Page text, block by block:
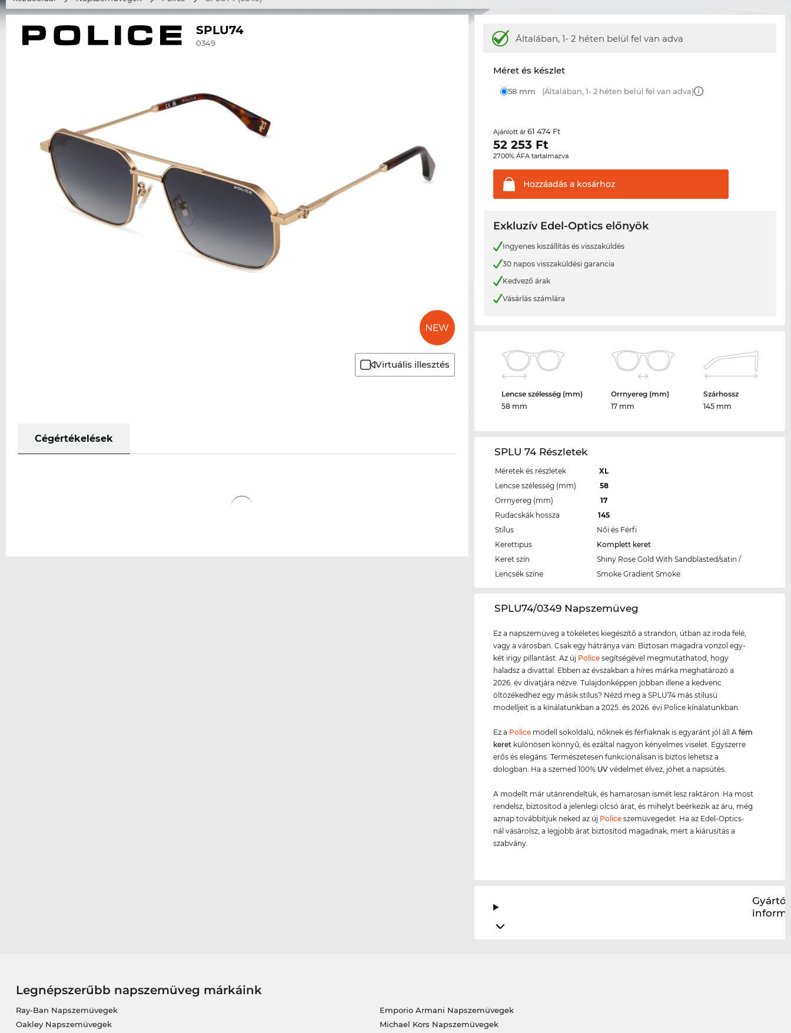
SPLU74
0349
Virtuális illesztés
Cégértékelések
Általában, 1- 2 héten belül fel van adva
Méret és készlet
58 mm (Általában, 1- 2 héten belül fel van adva)
Ajánlott ár61 474 Ft
52 253 Ft
27.00% ÁFA tartalmazva
Hozzáadás a kosárhoz
Exkluzív Edel-Optics előnyök
Ingyenes kiszállítás és visszaküldés
30 napos visszaküldési garancia
Kedvező árak
Vásárlás számlára
Lencse szélesség (mm)
58 mm
Orrnyereg (mm)
17 mm
Szárhossz
145 mm
SPLU 74 Részletek
Méretek és részletek
XL
Lencse szélesség (mm)
58
Orrnyereg (mm)
17
Rudacskák hossza
145
Stílus
Női és Férfi
Kerettipus
Komplett keret
Keret szín
Shiny Rose Gold With Sandblasted/satin /
Lencsék színe
Smoke Gradient Smoke
‌SPLU74/0349 Napszemüveg
Ez a napszemüveg a tökéletes kiegészítő a strandon, útban az iroda felé,
vagy a városban. Csak egy hátránya van: Biztosan magadra vonzol egy-
két irigy pillantást. Az új Police segítségével megmutathatod, hogy
haladsz a divattal. Ebben az évszakban a híres márka meghatározó a
2026. év divatjára nézve. Tulajdonképpen jobban illene a kedvenc
öltözékedhez egy másik stílus? Nézd meg a SPLU74 más stílusú
modelljeit is a kínálatunkban a 2025. és 2026. évi Police kínálatunkban.
Ez a Police modell sokoldalú, nőknek és férfiaknak is egyaránt jól áll.Afém
keret különösen könnyű, és ezáltal nagyon kényelmes viselet. Egyszerre
erős és elegáns. Természetesen funkcionálisan is biztos lehetsz a
dologban. Ha a szemed 100% UV védelmet élvez, jöhet a napsütés.
A modellt már utánrendeltük, és hamarosan ismét lesz raktáron. Ha most
rendelsz, biztosítod a jelenlegi olcsó árat, és mihelyt beérkezik az áru, még
aznap továbbítjuk neked az új Police szemüvegedet. Ha az Edel-Optics-
nál vásárolsz, a legjobb árat biztosítod magadnak, mert a kiárusítás a
szabvány.
Gyártói
Legnépszerűbb napszemüveg márkáink
Ray-Ban Napszemüvegek
Oakley Napszemüvegek
Emporio Armani Napszemüvegek
Michael Kors Napszemüvegek